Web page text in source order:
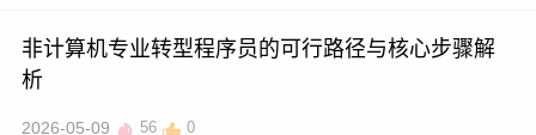
非计算机专业转型程序员的可行路径与核心步骤解
析
2026-05-09 56 0